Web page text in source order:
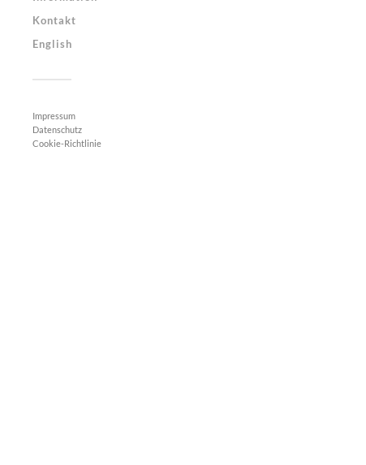
Kontakt
English
Impressum
Datenschutz
Cookie-Richtlinie